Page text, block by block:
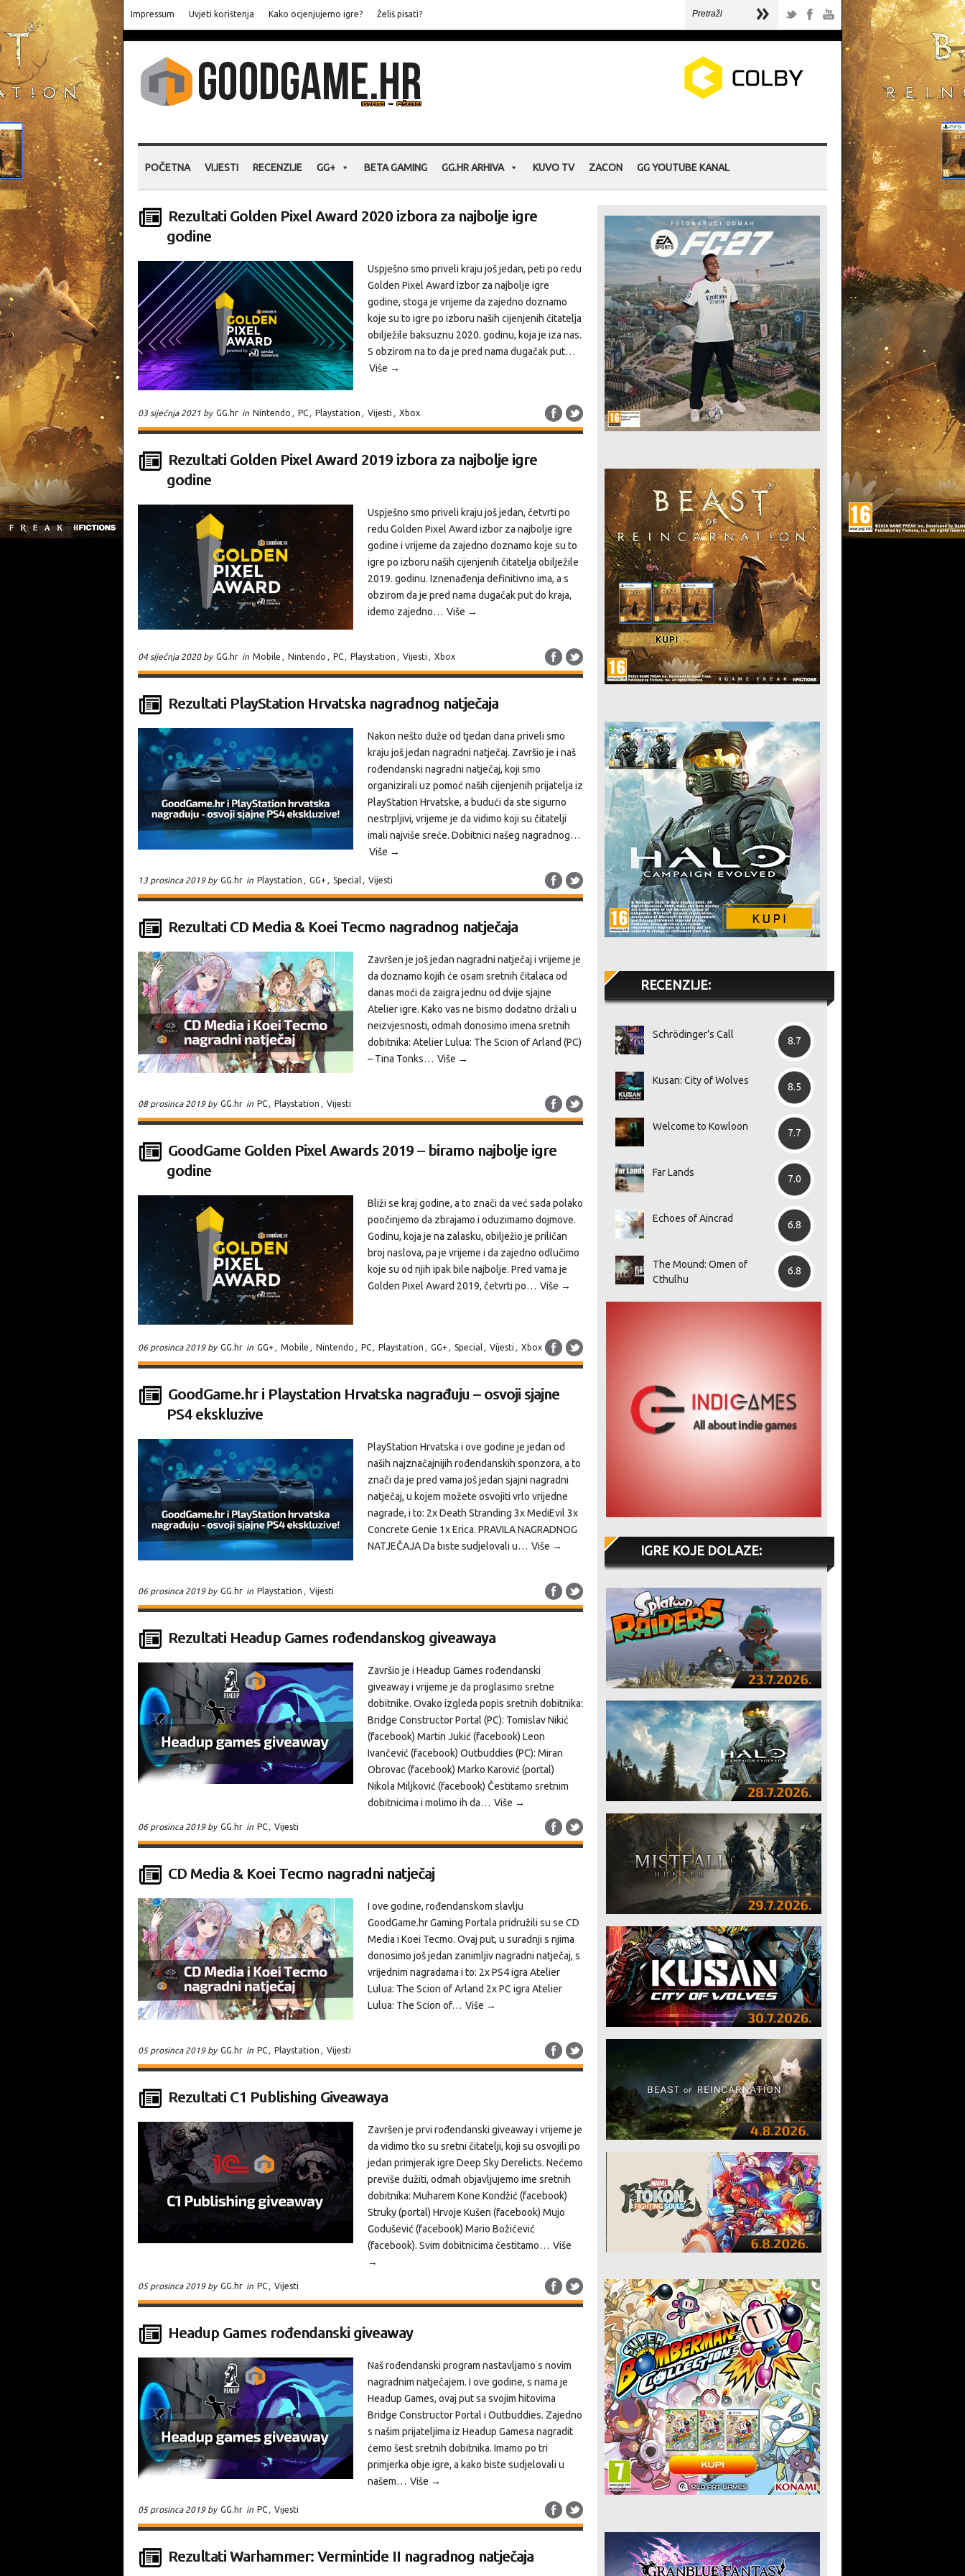
Impressum Uvjeti korištenja Kako ocjenjujemo igre? Želiš pisati?
POČETNA VIJESTI RECENZIJE GG+ BETA GAMING GG.HR ARHIVA KUVO TV ZACON GG YOUTUBE KANAL
Rezultati Golden Pixel Award 2020 izbora za najbolje igre
godine
Uspješno smo priveli kraju još jedan, peti po redu
Golden Pixel Award izbor za najbolje igre
godine, stoga je vrijeme da zajedno doznamo
koje su to igre po izboru naših cijenjenih čitatelja
obilježile baksuznu 2020. godinu, koja je iza nas.
S obzirom na to da je pred nama dugačak put…
Više →
03 siječnja 2021 by GG.hr in Nintendo , PC , Playstation , Vijesti , Xbox
Rezultati Golden Pixel Award 2019 izbora za najbolje igre
godine
Uspješno smo priveli kraju još jedan, četvrti po
redu Golden Pixel Award izbor za najbolje igre
godine i vrijeme da zajedno doznamo koje su to
igre po izboru naših cijenjenih čitatelja obilježile
2019. godinu. Iznenađenja definitivno ima, a s
obzirom da je pred nama dugačak put do kraja,
idemo zajedno… Više →
04 siječnja 2020 by GG.hr in Mobile , Nintendo , PC , Playstation , Vijesti , Xbox
Rezultati PlayStation Hrvatska nagradnog natječaja
Nakon nešto duže od tjedan dana priveli smo
kraju još jedan nagradni natječaj. Završio je i naš
rođendanski nagradni natječaj, koji smo
organizirali uz pomoć naših cijenjenih prijatelja iz
PlayStation Hrvatske, a budući da ste sigurno
nestrpljivi, vrijeme je da vidimo koji su čitatelji
imali najviše sreće. Dobitnici našeg nagradnog…
Više →
13 prosinca 2019 by GG.hr in Playstation , GG+ , Special , Vijesti
Rezultati CD Media & Koei Tecmo nagradnog natječaja
Završen je još jedan nagradni natječaj i vrijeme je
da doznamo kojih će osam sretnih čitalaca od
danas moći da zaigra jednu od dvije sjajne
Atelier igre. Kako vas ne bismo dodatno držali u
neizvjesnosti, odmah donosimo imena sretnih
dobitnika: Atelier Lulua: The Scion of Arland (PC)
– Tina Tonks… Više →
08 prosinca 2019 by GG.hr in PC , Playstation , Vijesti
GoodGame Golden Pixel Awards 2019 – biramo najbolje igre
godine
Bliži se kraj godine, a to znači da već sada polako
poočinjemo da zbrajamo i oduzimamo dojmove.
Godinu, koja je na zalasku, obilježio je priličan
broj naslova, pa je vrijeme i da zajedno odlučimo
koje su od njih ipak bile najbolje. Pred vama je
Golden Pixel Award 2019, četvrti po… Više →
06 prosinca 2019 by GG.hr in GG+ , Mobile , Nintendo , PC , Playstation , GG+ , Special , Vijesti , Xbox
GoodGame.hr i Playstation Hrvatska nagrađuju – osvoji sjajne
PS4 ekskluzive
PlayStation Hrvatska i ove godine je jedan od
naših najznačajnijih rođendanskih sponzora, a to
znači da je pred vama još jedan sjajni nagradni
natječaj, u kojem možete osvojiti vrlo vrijedne
nagrade, i to: 2x Death Stranding 3x MediEvil 3x
Concrete Genie 1x Erica. PRAVILA NAGRADNOG
NATJEČAJA Da biste sudjelovali u… Više →
06 prosinca 2019 by GG.hr in Playstation , Vijesti
Rezultati Headup Games rođendanskog giveawaya
Završio je i Headup Games rođendanski
giveaway i vrijeme je da proglasimo sretne
dobitnike. Ovako izgleda popis sretnih dobitnika:
Bridge Constructor Portal (PC): Tomislav Nikić
(facebook) Martin Jukić (facebook) Leon
Ivančević (facebook) Outbuddies (PC): Miran
Obrovac (facebook) Marko Karović (portal)
Nikola Miljković (facebook) Čestitamo sretnim
dobitnicima i molimo ih da… Više →
06 prosinca 2019 by GG.hr in PC , Vijesti
CD Media & Koei Tecmo nagradni natječaj
I ove godine, rođendanskom slavlju
GoodGame.hr Gaming Portala pridružili su se CD
Media i Koei Tecmo. Ovaj put, u suradnji s njima
donosimo još jedan zanimljiv nagradni natječaj, s
vrijednim nagradama i to: 2x PS4 igra Atelier
Lulua: The Scion of Arland 2x PC igra Atelier
Lulua: The Scion of… Više →
05 prosinca 2019 by GG.hr in PC , Playstation , Vijesti
Rezultati C1 Publishing Giveawaya
Završen je prvi rođendanski giveaway i vrijeme je
da vidimo tko su sretni čitatelji, koji su osvojili po
jedan primjerak igre Deep Sky Derelicts. Nećemo
previše dužiti, odmah objavljujemo ime sretnih
dobitnika: Muharem Kone Kondžić (facebook)
Struky (portal) Hrvoje Kušen (facebook) Mujo
Godušević (facebook) Mario Božićević
(facebook). Svim dobitnicima čestitamo… Više
→
05 prosinca 2019 by GG.hr in PC , Vijesti
Headup Games rođendanski giveaway
Naš rođendanski program nastavljamo s novim
nagradnim natječajem. I ove godine, s nama je
Headup Games, ovaj put sa svojim hitovima
Bridge Constructor Portal i Outbuddies. Zajedno
s našim prijateljima iz Headup Gamesa nagradit
ćemo šest sretnih dobitnika. Imamo po tri
primjerka obje igre, a kako biste sudjelovali u
našem… Više →
05 prosinca 2019 by GG.hr in PC , Vijesti
Rezultati Warhammer: Vermintide II nagradnog natječaja
RECENZIJE:
Schrödinger’s Call
8.7
Kusan: City of Wolves
8.5
Welcome to Kowloon
7.7
Far Lands
7.0
Echoes of Aincrad
6.8
The Mound: Omen of
Cthulhu
6.8
IGRE KOJE DOLAZE: